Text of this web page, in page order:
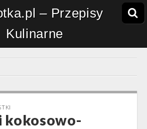
– Przepisy
Kulinarne